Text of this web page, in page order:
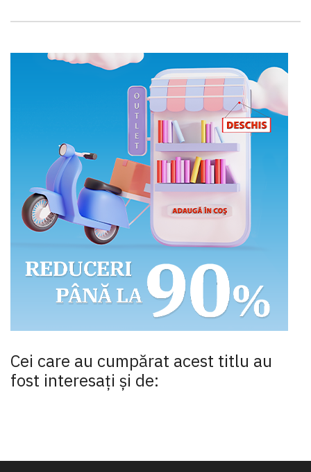
Cei care au cumpărat acest titlu au
fost interesaţi şi de: